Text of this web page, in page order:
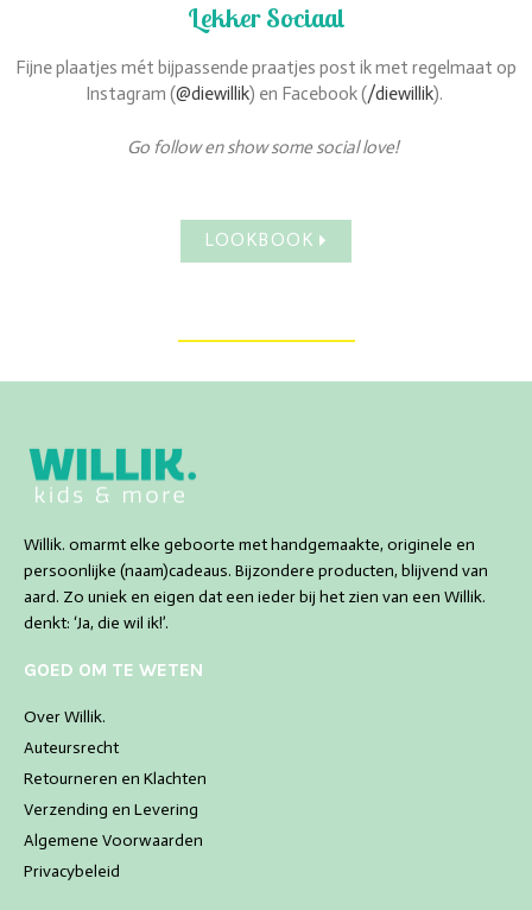
Lekker Sociaal
Fijne plaatjes mét bijpassende praatjes post ik met regelmaat op
Instagram (@diewillik) en Facebook (/diewillik).
Go follow en show some social love!
LOOKBOOK
Willik. omarmt elke geboorte met handgemaakte, originele en
persoonlijke (naam)cadeaus. Bijzondere producten, blijvend van
aard. Zo uniek en eigen dat een ieder bij het zien van een Willik.
denkt: ‘Ja, die wil ik!’.
GOED OM TE WETEN
Over Willik.
Auteursrecht
Retourneren en Klachten
Verzending en Levering
Algemene Voorwaarden
Privacybeleid